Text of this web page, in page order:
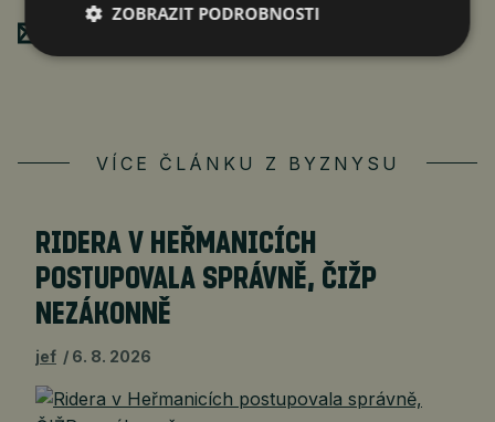
VÍCE ČLÁNKU Z BYZNYSU
RIDERA V HEŘMANICÍCH
POSTUPOVALA SPRÁVNĚ, ČIŽP
NEZÁKONNĚ
jef 6. 8. 2026
ZOBRAZIT PODROBNOSTI